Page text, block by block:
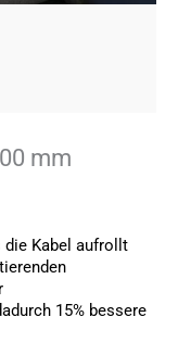
mm
die Kabel aufrollt
15% bessere